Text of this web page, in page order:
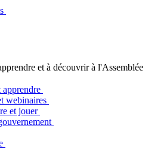
et à découvrir à
webinaires
et jouer